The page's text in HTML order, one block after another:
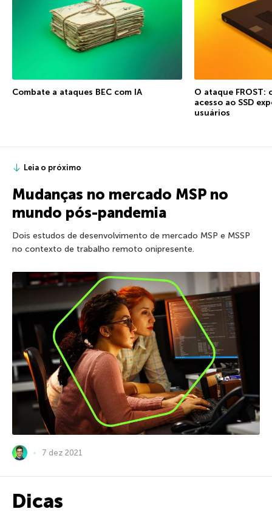
Combate a ataques BEC com IA
O ataque FROST:
acesso ao SSD
usuários
Leia o próximo
Mudanças no mercado MSP no
mundo pós-pandemia
Dois estudos de desenvolvimento de mercado MSP e MSSP
no contexto de trabalho remoto onipresente.
7 dez 2021
Dicas